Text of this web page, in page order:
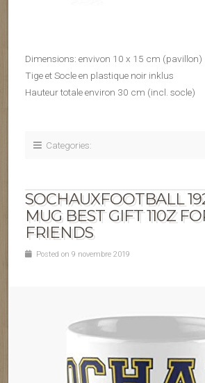
Dimensions: envivon 10 x 15 cm (pavillon)
Tige et Socle en plastique noir inklus
Hauteur totale environ 30 cm (incl. socle)
Categories:
SOCHAUXFOOTBALL
MUG BEST GIFT 110Z
FRIENDS
Posted on 9 novembre 2019